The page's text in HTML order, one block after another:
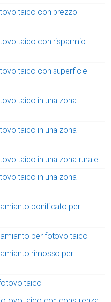
con prezzo
con risparmio
con superficie
in una zona
in una zona
in una zona rurale
in una zona
bonificato per
per fotovoltaico
rimosso per
con consulenza